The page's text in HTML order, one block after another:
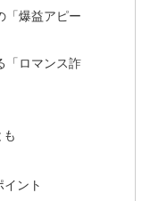
「爆益アピー
「ロマンス詐
ント